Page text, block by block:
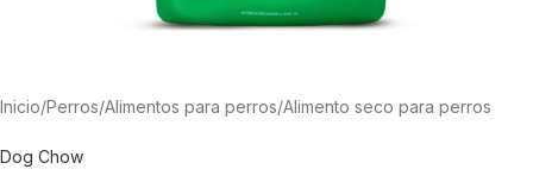
Inicio/Perros/Alimentos para perros/Alimento seco para perros
Dog Chow